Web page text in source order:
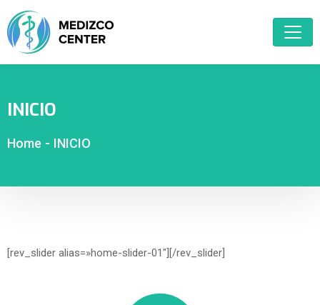
INICIO
Home - INICIO
[rev_slider alias=»home-slider-01″][/rev_slider]